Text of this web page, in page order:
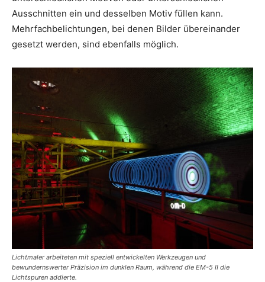
Ausschnitten ein und desselben Motiv füllen kann.
Mehrfachbelichtungen, bei denen Bilder übereinander
gesetzt werden, sind ebenfalls möglich.
Lichtmaler arbeiteten mit speziell entwickelten Werkzeugen und
bewundernswerter Präzision im dunklen Raum, während die EM-5 II die
Lichtspuren addierte.